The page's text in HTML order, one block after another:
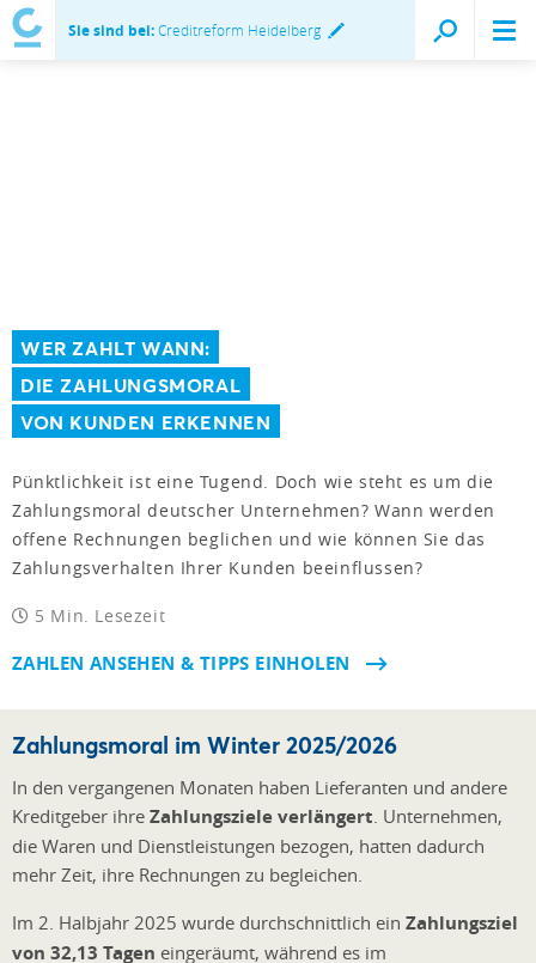
Sie sind bei:Creditreform Heidelberg
WER ZAHLT WANN:
DIE ZAHLUNGSMORAL
VON KUNDEN ERKENNEN
Pünktlichkeit ist eine Tugend. Doch wie steht es um die
Zahlungsmoral deutscher Unternehmen? Wann werden
offene Rechnungen beglichen und wie können Sie das
Zahlungsverhalten Ihrer Kunden beeinflussen?
5 Min. Lesezeit
ZAHLEN ANSEHEN & TIPPS EINHOLEN
Zahlungsmoral im Winter 2025/2026
In den vergangenen Monaten haben Lieferanten und andere
Kreditgeber ihre Zahlungsziele verlängert . Unternehmen,
die Waren und Dienstleistungen bezogen, hatten dadurch
mehr Zeit, ihre Rechnungen zu begleichen.
Im 2. Halbjahr 2025 wurde durchschnittlich ein Zahlungsziel
von 32,13 Tagen eingeräumt, während es im